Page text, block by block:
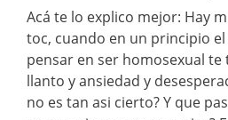
Acá te lo explico mejor: Hay
toc, cuando en un principio
pensar en ser homosexual te
llanto y ansiedad y
no es tan asi cierto? Y que